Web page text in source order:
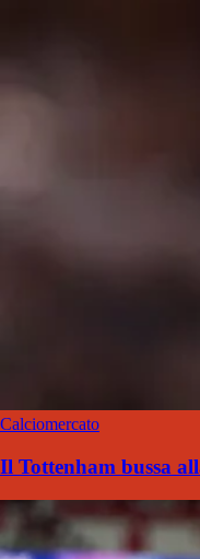
Calciomercato
Il Tottenham bussa